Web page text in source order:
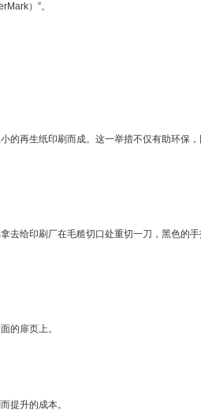
）”。
的再生纸印刷而成。这一举措不仅有助环保
去给印刷厂在毛糙切口处重切一刀，黑色的
的扉页上。
提升的成本。